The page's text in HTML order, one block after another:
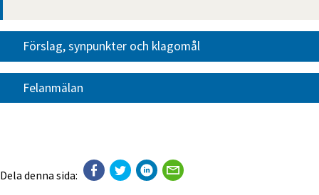
Förslag, synpunkter och klagomål
Felanmälan
Dela denna sida: